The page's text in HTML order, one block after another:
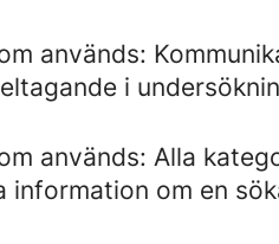
används:
i
används: Alla
om en